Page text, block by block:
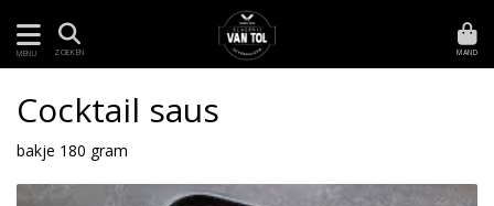
MENU ZOEKEN MAND
Cocktail saus
bakje 180 gram